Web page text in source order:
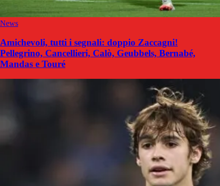
News
Amichevoli, tutti i segnali: doppio Zaccagni!
Pellegrino, Cancellieri, Calò, Geubbels, Bernabé,
Mandas e Touré